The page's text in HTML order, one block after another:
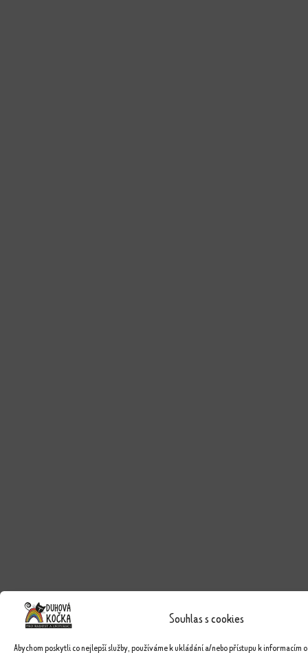
Souhlas s cookies
Abychom poskytli co nejlepší služby, používáme k ukládání a/nebo přístupu k informacím